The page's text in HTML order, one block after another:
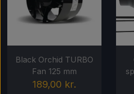
Black Orchid TURBO
Fan 125 mm
189,00 kr.